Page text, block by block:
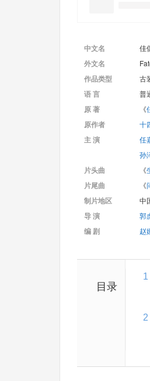
中文名 佳
外文名
作品类型 古
语 言 普
原 著 《
原作者 十
主 演 任
孙
片头曲 《
片尾曲 《
制片地区 中
导 演 郭
编 剧 赵
目录
1
2